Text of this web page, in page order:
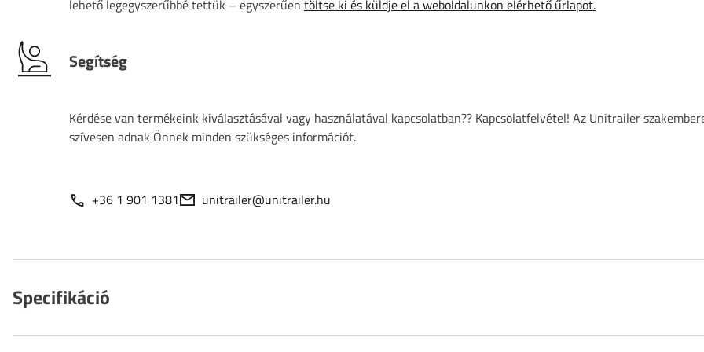
lehető legegyszerűbbé tettük – egyszerűen töltse ki és küldje el a weboldalunkon elérhető űrlapot.
Segítség
Kérdése van termékeink kiválasztásával vagy használatával kapcsolatban?? Kapcsolatfelvétel! Az Unitrailer
szívesen adnak Önnek minden szükséges információt.
+36 1 901 1381 unitrailer@unitrailer.hu
Specifikáció